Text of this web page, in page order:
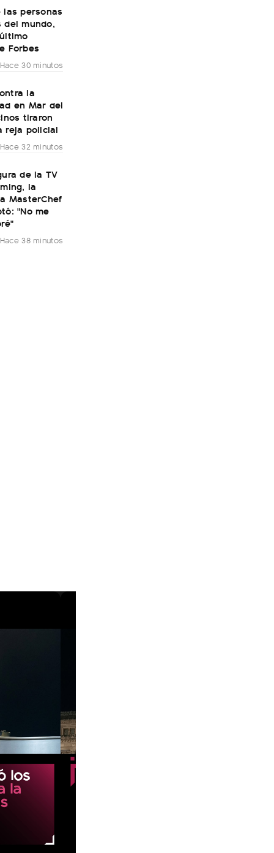
las personas
del mundo,
Forbes
Hace 30 minutos
la
en Mar del
tiraron
reja policial
Hace 32 minutos
de la TV
la
MasterChef
"No me
Hace 38 minutos